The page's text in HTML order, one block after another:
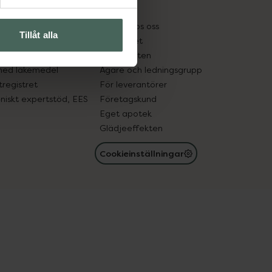
Tillåt alla
in gammal medicin
läkemedel
expertstöd, EES
Pressrum
Jobba hos oss
Hållbarhet
Samarbeten
Ägare och ledningsgrupp
För leverantörer
Företagskund
Eget apotek
Glädjeeffekten
Cookieinställningar